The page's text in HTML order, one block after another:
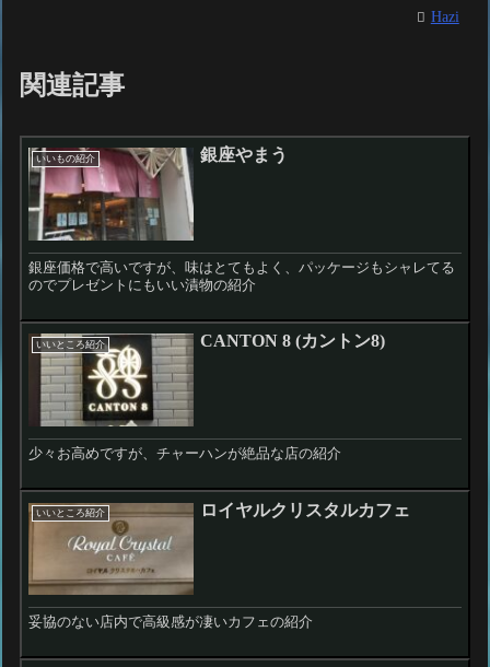
Hazi
関連記事
いいもの紹介 銀座やまう
銀座価格で高いですが、味はとてもよく、パッケージもシャレてる
のでプレゼントにもいい漬物の紹介
いいところ紹介 CANTON 8 (カントン8)
少々お高めですが、チャーハンが絶品な店の紹介
いいところ紹介 ロイヤルクリスタルカフェ
妥協のない店内で高級感が凄いカフェの紹介